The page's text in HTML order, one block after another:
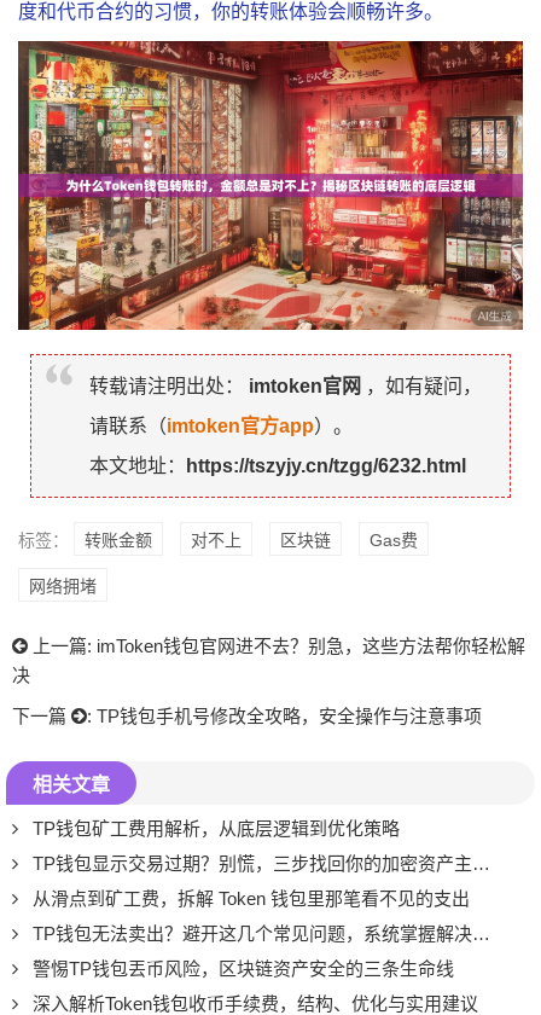
度和代币合约的习惯，你的转账体验会顺畅许多。
转载请注明出处： imtoken官网 ，如有疑问，
请联系（imtoken官方app）。
本文地址：
https://tszyjy.cn/tzgg/6232.html
标签： 转账金额 对不上 区块链 Gas费
网络拥堵
上一篇: imToken钱包官网进不去？别急，这些方法帮你轻松解
决
下一篇
: TP钱包手机号修改全攻略，安全操作与注意事项
相关文章
TP钱包矿工费用解析，从底层逻辑到优化策略
TP钱包显示交易过期？别慌，三步找回你的加密资产主动权
从滑点到矿工费，拆解 Token 钱包里那笔看不见的支出
TP钱包无法卖出？避开这几个常见问题，系统掌握解决思路
警惕TP钱包丟币风险，区块链资产安全的三条生命线
深入解析Token钱包收币手续费，结构、优化与实用建议